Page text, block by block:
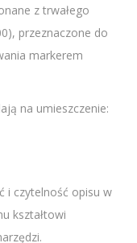
z trwałego
przeznaczone do
markerem
na umieszczenie:
i czytelność opisu w
kształtowi